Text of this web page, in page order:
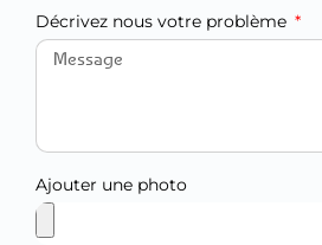
Décrivez nous votre problème
Ajouter une photo